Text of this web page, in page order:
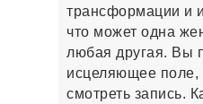
трансформации и
что может одна
любая другая. Вы
исцеляющее поле,
смотреть запись.